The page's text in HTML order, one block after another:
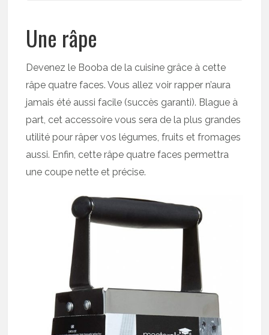
Une râpe
Devenez le Booba de la cuisine grâce à cette
râpe quatre faces. Vous allez voir rapper n’aura
jamais été aussi facile (succès garanti). Blague à
part, cet accessoire vous sera de la plus grandes
utilité pour râper vos légumes, fruits et fromages
aussi. Enfin, cette râpe quatre faces permettra
une coupe nette et précise.